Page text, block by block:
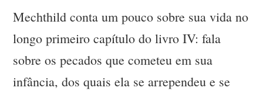
Mechthild conta um pouco sobre sua vida no
longo primeiro capítulo do livro IV: fala
sobre os pecados que cometeu em sua
infância, dos quais ela se arrependeu e se